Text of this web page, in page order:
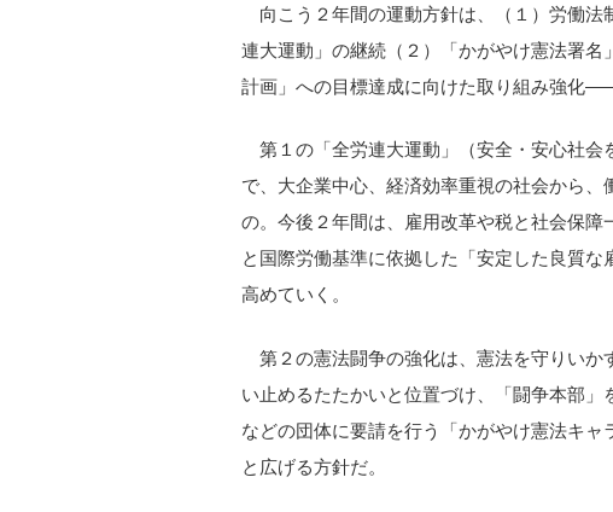
向こう２年間の運動方針は、（１）労働
連大運動」の継続（２）「かがやけ憲法署
計画」への目標達成に向けた取り組み強化
第１の「全労連大運動」（安全・安心社
で、大企業中心、経済効率重視の社会から
の。今後２年間は、雇用改革や税と社会保
と国際労働基準に依拠した「安定した良質
高めていく。
第２の憲法闘争の強化は、憲法を守りい
い止めるたたかいと位置づけ、「闘争本部
などの団体に要請を行う「かがやけ憲法キ
と広げる方針だ。